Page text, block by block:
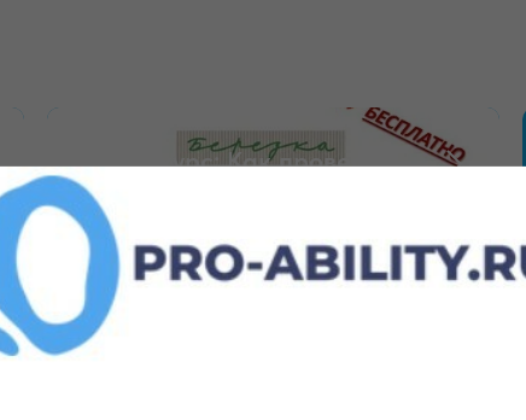
Мини-курс: Как провести
проверку НМЦК